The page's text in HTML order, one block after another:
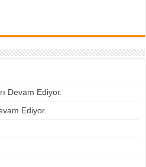
Devam Ediyor.
Ediyor.